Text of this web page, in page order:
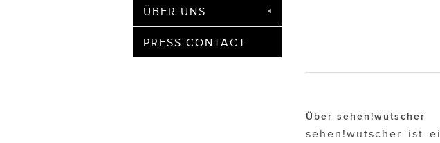
ÜBER UNS
PRESS CONTACT
Über sehen!wutscher
sehen!wutscher ist